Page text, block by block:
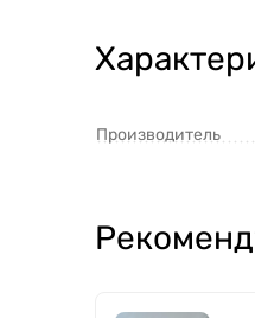
Производитель